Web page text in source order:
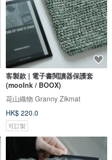
客製款 | 電子書閱讀器保護套
(mooInk / BOOX)
花山織物 Granny Zikmat
HK$ 220.0
可訂製